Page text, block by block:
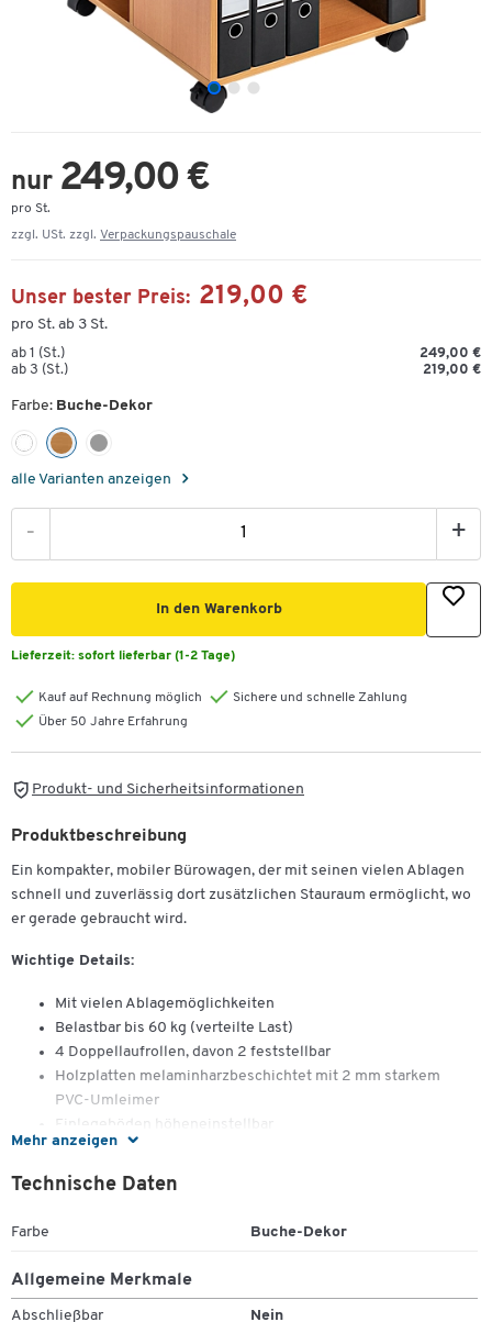
nur 249,00 €
pro St.
zzgl. USt. zzgl. Verpackungspauschale
Unser bester Preis: 219,00 €
pro St. ab 3 St.
ab 1 (St.)
249,00 €
ab 3 (St.)
219,00 €
Farbe: Buche-Dekor
alle Varianten anzeigen
- +
In den Warenkorb
Lieferzeit: sofort lieferbar (1-2 Tage)
Kauf auf Rechnung möglich
Sichere und schnelle Zahlung
Über 50 Jahre Erfahrung
Produkt- und Sicherheitsinformationen
Mehr anzeigen
Produktbeschreibung
Ein kompakter, mobiler Bürowagen, der mit seinen vielen Ablagen
schnell und zuverlässig dort zusätzlichen Stauraum ermöglicht, wo
er gerade gebraucht wird.
Wichtige Details:
Mit vielen Ablagemöglichkeiten
Belastbar bis 60 kg (verteilte Last)
4 Doppellaufrollen, davon 2 feststellbar
Holzplatten melaminharzbeschichtet mit 2 mm starkem
PVC-Umleimer
Einlegeböden höheneinstellbar
Anlieferung zerlegt, zur einfachen Selbstmontage
Maße Böden: B 500 x T 270 mm
Technische Daten
Farbe Buche-Dekor
Allgemeine Merkmale
Abschließbar Nein